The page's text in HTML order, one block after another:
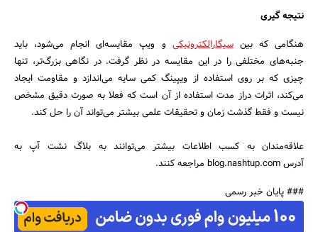
نتیجه گیری
هنگامی که بینسیگارالکترونیکی و ویپ مقایسه‌ای انجام می‌شود، باید
جنبه‌های مختلفی را در این مقایسه در نظر گرفت. در نگاهی بزرگ‌تر، تنها
چیزی که بر روی استفاده از ویپینگ کمی سایه می‌اندازد و مقاومت ایجاد
می‌کند، اثرات دراز مدت استفاده از آن است که فعلا به صورت دقیق مشخص
نیست و فقط گذشت زمان و تحقیقات علمی بیشتر می‌تواند آن را حل کند.
علاقه‌مندان به کسب اطلاعات بیشتر می‌توانند به بلاگ نشت آپ به
آدرس blog.nashtup.com مراجعه کنند.
### پایان خبر رسمی